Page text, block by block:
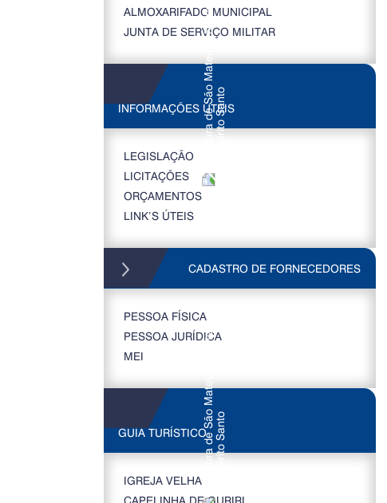
ALMOXARIFADO MUNICIPAL
JUNTA DE SERVIÇO MILITAR
INFORMAÇÕES ÚTEIS
LEGISLAÇÃO
LICITAÇÕES
ORÇAMENTOS
LINK’S ÚTEIS
CADASTRO DE FORNECEDORES
PESSOA FÍSICA
PESSOA JURÍDICA
MEI
GUIA TURÍSTICO
IGREJA VELHA